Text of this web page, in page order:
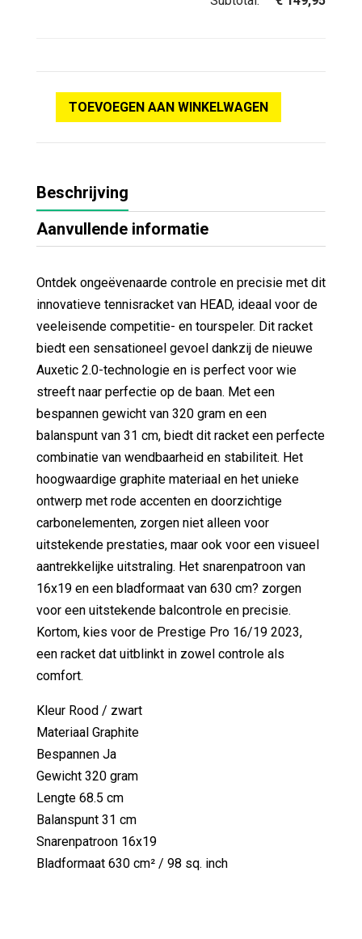
TOEVOEGEN AAN WINKELWAGEN
Beschrijving
Aanvullende informatie
Ontdek ongeëvenaarde controle en precisie met dit
innovatieve tennisracket van HEAD, ideaal voor de
veeleisende competitie- en tourspeler. Dit racket
biedt een sensationeel gevoel dankzij de nieuwe
Auxetic 2.0-technologie en is perfect voor wie
streeft naar perfectie op de baan. Met een
bespannen gewicht van 320 gram en een
balanspunt van 31 cm, biedt dit racket een perfecte
combinatie van wendbaarheid en stabiliteit. Het
hoogwaardige graphite materiaal en het unieke
ontwerp met rode accenten en doorzichtige
carbonelementen, zorgen niet alleen voor
uitstekende prestaties, maar ook voor een visueel
aantrekkelijke uitstraling. Het snarenpatroon van
16x19 en een bladformaat van 630 cm? zorgen
voor een uitstekende balcontrole en precisie.
Kortom, kies voor de Prestige Pro 16/19 2023,
een racket dat uitblinkt in zowel controle als
comfort.
Kleur Rood / zwart
Materiaal Graphite
Bespannen Ja
Gewicht 320 gram
Lengte 68.5 cm
Balanspunt 31 cm
Snarenpatroon 16x19
Bladformaat 630 cm² / 98 sq. inch